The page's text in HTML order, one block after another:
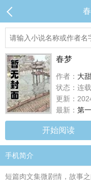
春梦
作者： 大
状态：连载
更新：
最新： 第
开始阅读
手机简介
短篇肉文集微剧情，故事